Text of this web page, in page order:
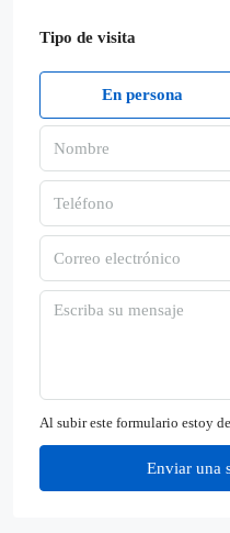
Tipo de visita
En persona
Al subir este formulario estoy
Enviar una